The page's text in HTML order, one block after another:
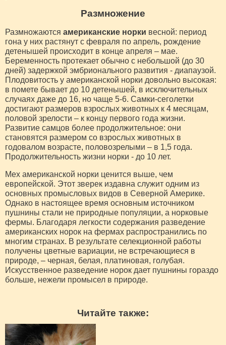
Размножение
Размножаются американские норки весной: период
гона у них растянут с февраля по апрель, рождение
детенышей происходит в конце апреля – мае.
Беременность протекает обычно с небольшой (до 30
дней) задержкой эмбрионального развития - диапаузой.
Плодовитость у американской норки довольно высокая:
в помете бывает до 10 детенышей, в исключительных
случаях даже до 16, но чаще 5-6. Самки-сеголетки
достигают размеров взрослых животных к 4 месяцам,
половой зрелости – к концу первого года жизни.
Развитие самцов более продолжительное: они
становятся размером со взрослых животных в
годовалом возрасте, половозрелыми – в 1,5 года.
Продолжительность жизни норки - до 10 лет.
Мех американской норки ценится выше, чем
европейской. Этот зверек издавна служит одним из
основных промысловых видов в Северной Америке.
Однако в настоящее время основным источником
пушнины стали не природные популяции, а норковые
фермы. Благодаря легкости содержания разведение
американских норок на фермах распространились по
многим странах. В результате селекционной работы
получены цветные вариации, не встречающиеся в
природе, – черная, белая, платиновая, голубая.
Искусственное разведение норок дает пушнины гораздо
больше, нежели промысел в природе.
Читайте также: